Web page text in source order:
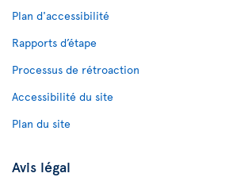
Plan d'accessibilité
Rapports d’étape
Processus de rétroaction
Accessibilité du site
Plan du site
Avis légal